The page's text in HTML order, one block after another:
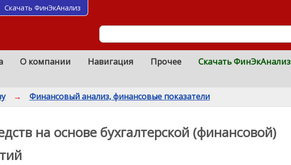
О компании Навигация Прочее Скачать ФинЭкАнализ
→ Финансовый анализ, финансовые показатели
на основе бухгалтерской (финансовой)
Скачать ФинЭкАнализ